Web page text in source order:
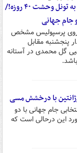
پرسپولیس در آستانه ورود به تونل وحشت ۴۰ روزه!/
جام جهانی
پیش روی پرسپولیس مشخص
پنجشنبه مقابل
گل محمدی در آستانه
با درخشش مسی
جام جهانی با دو
این درحالی است که